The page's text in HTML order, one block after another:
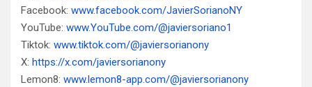
Facebook: www.facebook.com/JavierSorianoNY
YouTube: www.YouTube.com/@javiersoriano1
Tiktok: www.tiktok.com/@javiersorianony
X: https://x.com/javiersorianony
Lemon8: www.lemon8-app.com/@javiersorianony